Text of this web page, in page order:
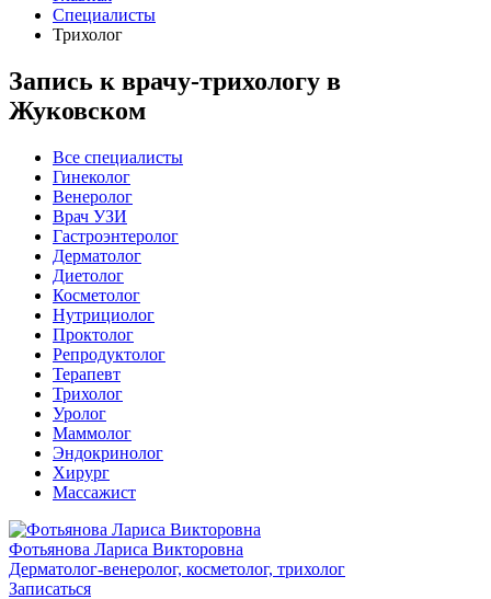
Специалисты
Трихолог
Запись к врачу-трихологу в
Жуковском
Все специалисты
Гинеколог
Венеролог
Врач УЗИ
Гастроэнтеролог
Дерматолог
Диетолог
Косметолог
Нутрициолог
Проктолог
Репродуктолог
Терапевт
Трихолог
Уролог
Маммолог
Эндокринолог
Хирург
Массажист
Фотьянова Лариса Викторовна
Дерматолог-венеролог, косметолог, трихолог
Записаться